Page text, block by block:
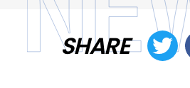
SHARE